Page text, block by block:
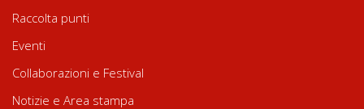
Raccolta punti
Eventi
Collaborazioni e Festival
Notizie e Area stampa